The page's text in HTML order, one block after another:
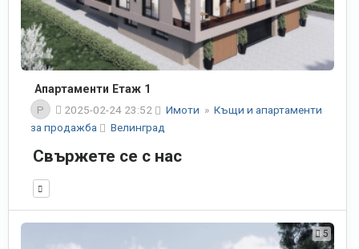
Апартаменти Етаж 1
P
2025-02-24 23:52 Имоти » Къщи и апартаменти
за продажба
Велинград
Свържете се с нас
5